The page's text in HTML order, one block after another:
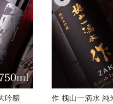
吟醸
作 槐山一滴水 純